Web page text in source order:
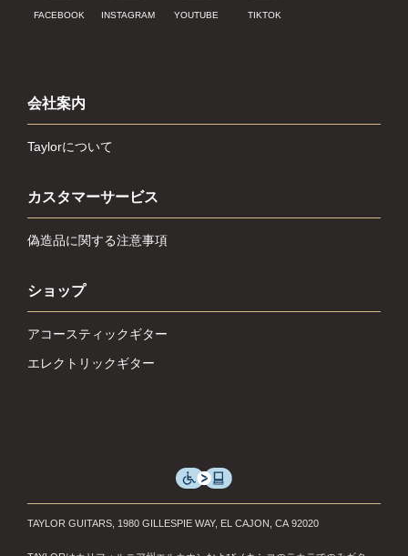
FACEBOOK INSTAGRAM YOUTUBE TIKTOK
会社案内
Taylorについて
カスタマーサービス
偽造品に関する注意事項
ショップ
アコースティックギター
エレクトリックギター
TAYLOR GUITARS, 1980 GILLESPIE WAY, EL CAJON, CA 92020